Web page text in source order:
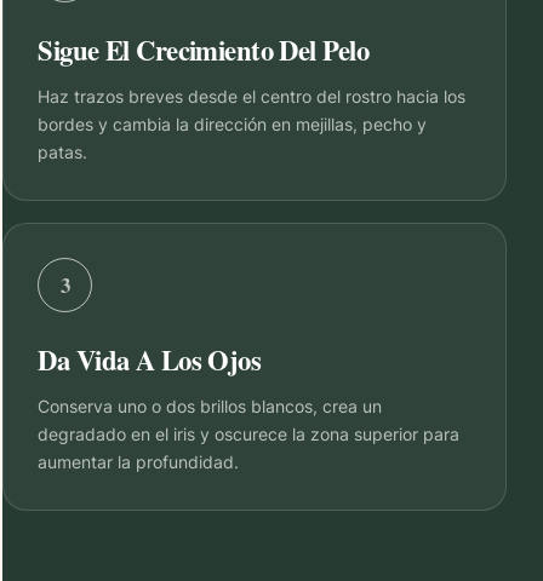
Sigue El Crecimiento Del Pelo
Haz trazos breves desde el centro del rostro hacia los
bordes y cambia la dirección en mejillas, pecho y
patas.
3
Da Vida A Los Ojos
Conserva uno o dos brillos blancos, crea un
degradado en el iris y oscurece la zona superior para
aumentar la profundidad.